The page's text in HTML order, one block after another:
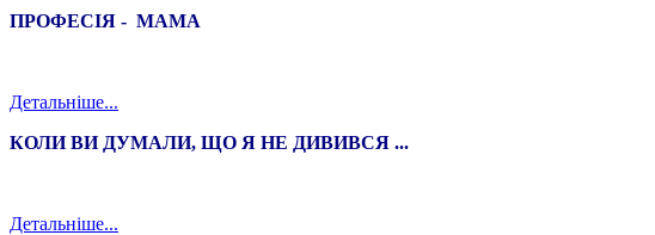
ПРОФЕСІЯ - МАМА
Детальніше...
КОЛИ ВИ ДУМАЛИ, ЩО Я НЕ ДИВИВСЯ ...
Детальніше...